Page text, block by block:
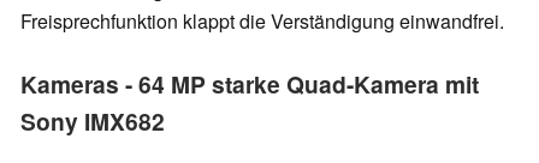
Freisprechfunktion klappt die Verständigung einwandfrei.
Kameras - 64 MP starke Quad-Kamera mit
Sony IMX682